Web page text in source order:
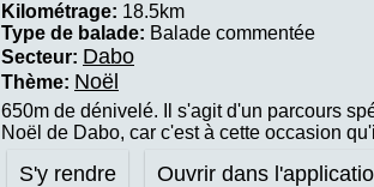
Kilométrage: 18.5km
Type de balade: Balade commentée
Secteur: Dabo
Thème: Noël
650m de dénivelé. Il s'agit d'un parcours
Noël de Dabo, car c'est à cette occasion
S'y rendre Ouvrir dans